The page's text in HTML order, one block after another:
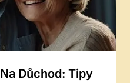
Důchod: Tipy